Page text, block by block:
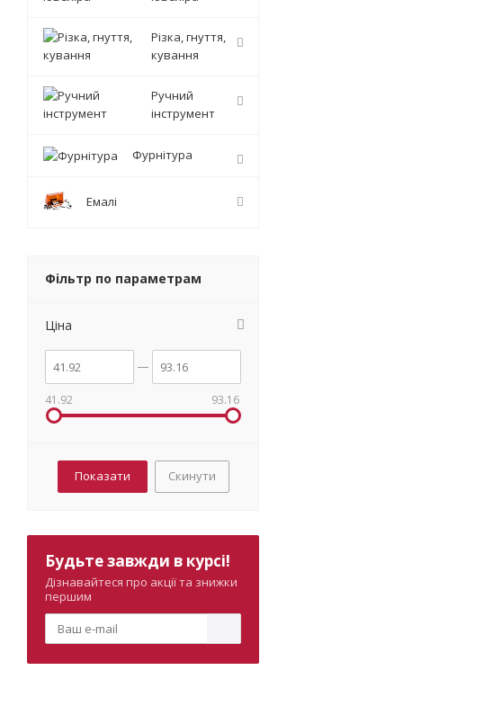
Різка, гнуття,
кування
Ручний
інструмент
Фурнітура
Емалі
Фільтр по параметрам
Ціна
41.92 93.16
Скинути
Будьте завжди в курсі!
Дізнавайтеся про акції та знижки
першим